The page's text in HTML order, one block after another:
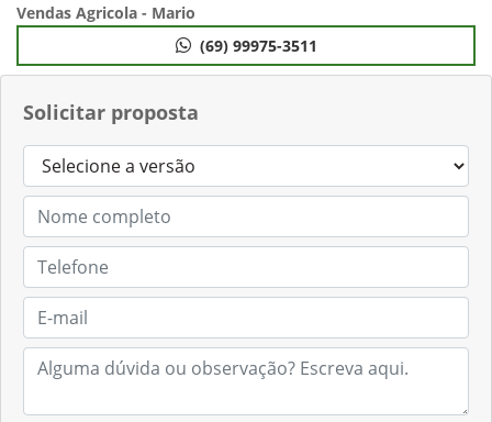
Solicitar proposta
Vendas Agricola - Mario
(69) 99975-3511